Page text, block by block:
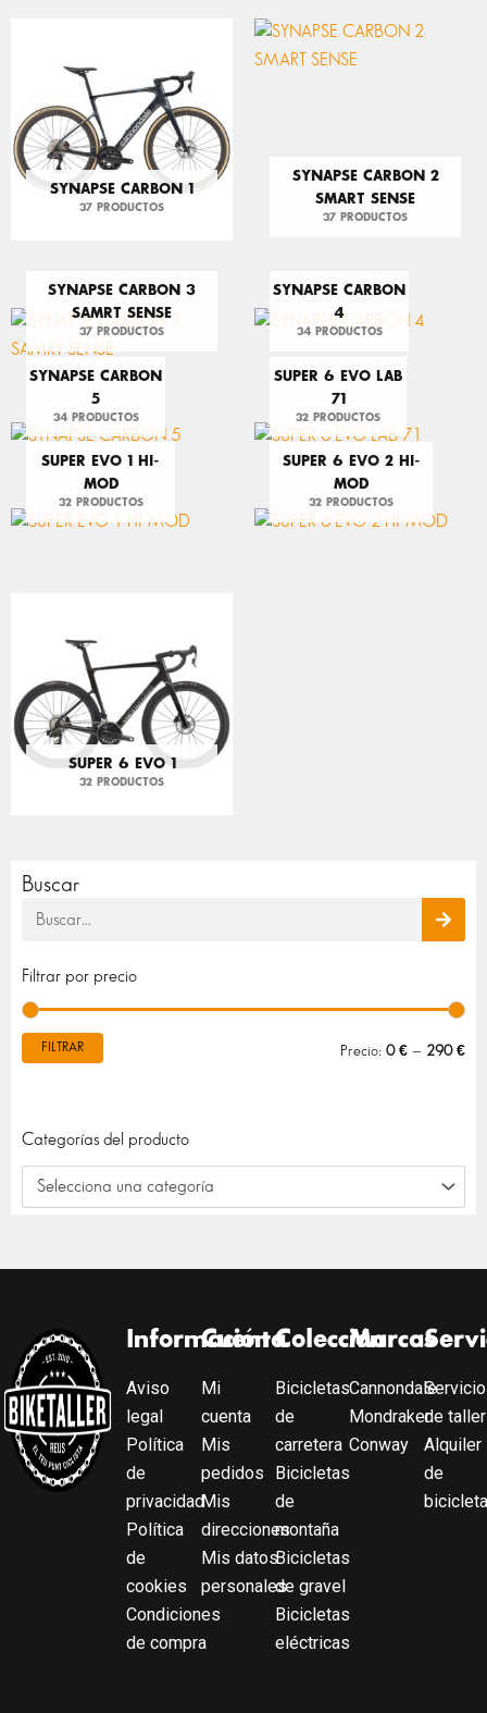
Buscar
Filtrar por precio
FILTRAR Precio: 0 € — 290 €
Categorías del producto
Selecciona una categoría
SYNAPSE CARBON 1
37 PRODUCTOS
SYNAPSE CARBON 2
SMART SENSE
37 PRODUCTOS
SYNAPSE CARBON 3
SAMRT SENSE
37 PRODUCTOS
SYNAPSE CARBON
4
34 PRODUCTOS
SYNAPSE CARBON
5
34 PRODUCTOS
SUPER 6 EVO LAB
71
32 PRODUCTOS
SUPER EVO 1 HI-
MOD
32 PRODUCTOS
SUPER 6 EVO 2 HI-
MOD
32 PRODUCTOS
SUPER 6 EVO 1
32 PRODUCTOS
Información
Aviso
legal
Política
de
privacidad
Política
de
cookies
Condiciones
de compra
Cuenta
Mi
cuenta
Mis
pedidos
Mis
direcciones
Mis datos
personales
Colección
Bicicletas
de
carretera
Bicicletas
de
montaña
Bicicletas
de gravel
Bicicletas
eléctricas
Marcas
Cannondale
Mondraker
Conway
Servicio
de taller
Alquiler
de